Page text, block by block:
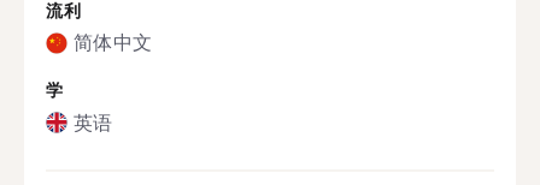
流利
简体中文
学
英语